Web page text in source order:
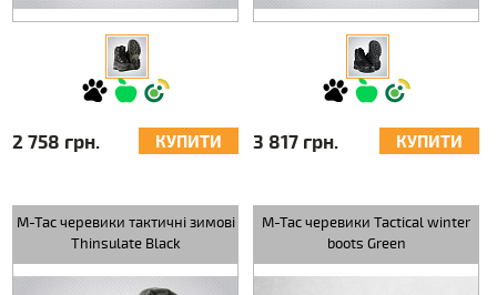
2 758 грн. КУПИТИ 3 817 грн. КУПИТИ
M-Tac черевики тактичні зимові
Thinsulate Black
M-Tac черевики Tactical winter
boots Green